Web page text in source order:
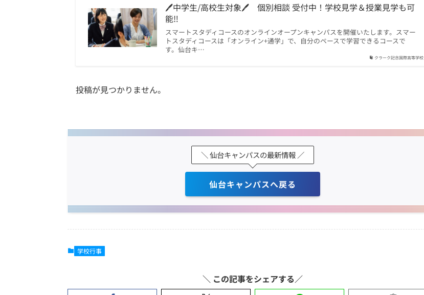
クラーク記念国際高等学校
🖊中学生/高校生対象🖊 個別相談 受付中！学校見学＆授業見学も可
能‼
スマートスタディコースのオンラインオープンキャンパスを開催いたします。スマー
トスタディコースは「オンライン+通学」で、自分のペースで学習できるコースで
す。仙台キ…
投稿が見つかりません。
＼ 仙台キャンパスの最新情報 ／
仙台キャンパスへ戻る
学校行事